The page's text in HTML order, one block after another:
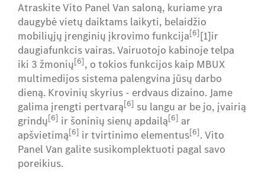
Atraskite Vito Panel Van saloną, kuriame yra
daugybė vietų daiktams laikyti, belaidžio
mobiliųjų įrenginių įkrovimo funkcija[6][1]ir
daugiafunkcis vairas. Vairuotojo kabinoje telpa
iki 3 žmonių[6], o tokios funkcijos kaip MBUX
multimedijos sistema palengvina jūsų darbo
dieną. Krovinių skyrius - erdvaus dizaino. Jame
galima įrengti pertvarą[6] su langu ar be jo, įvairią
grindų[6] ir šoninių sienų apdailą[6] ar
apšvietimą[6] ir tvirtinimo elementus[6]. Vito
Panel Van galite susikomplektuoti pagal savo
poreikius.